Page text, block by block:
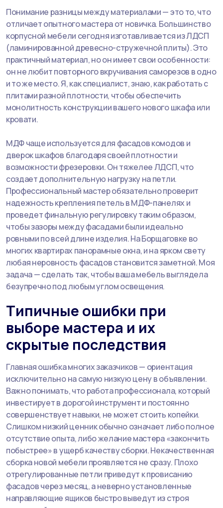
Понимание разницы между материалами — это то, что
отличает опытного мастера от новичка. Большинство
корпусной мебели сегодня изготавливается из ЛДСП
(ламинированной древесно-стружечной плиты). Это
практичный материал, но он имеет свои особенности:
он не любит повторного вкручивания саморезов в одно
и то же место. Я, как специалист, знаю, как работать с
плитами разной плотности, чтобы обеспечить
монолитность конструкции вашего нового шкафа или
кровати.
МДФ чаще используется для фасадов комодов и
дверок шкафов благодаря своей плотности и
возможности фрезеровки. Он тяжелее ЛДСП, что
создает дополнительную нагрузку на петли.
Профессиональный мастер обязательно проверит
надежность крепления петель в МДФ-панелях и
проведет финальную регулировку таким образом,
чтобы зазоры между фасадами были идеально
ровными по всей длине изделия. На Борщаговке во
многих квартирах панорамные окна, и на ярком свету
любая неровность фасадов становится заметной. Моя
задача — сделать так, чтобы ваша мебель выглядела
безупречно под любым углом освещения.
Типичные ошибки при
выборе мастера и их
скрытые последствия
Главная ошибка многих заказчиков — ориентация
исключительно на самую низкую цену в объявлении.
Важно понимать, что работа профессионала, который
инвестирует в дорогой инструмент и постоянно
совершенствует навыки, не может стоить копейки.
Слишком низкий ценник обычно означает либо полное
отсутствие опыта, либо желание мастера «закончить
побыстрее» в ущерб качеству сборки. Некачественная
сборка новой мебели проявляется не сразу. Плохо
отрегулированные петли приведут к провисанию
фасадов через месяц, а неверно установленные
направляющие ящиков быстро выведут из строя